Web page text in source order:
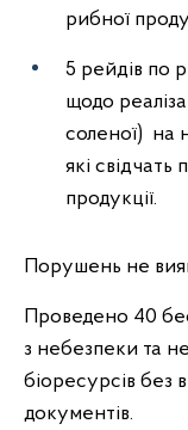
рибної
5 рейдів по
щодо
соленої) на
які свідчать
продукції.
Порушень не
Проведено 40
з небезпеки та
біоресурсів без
документів.